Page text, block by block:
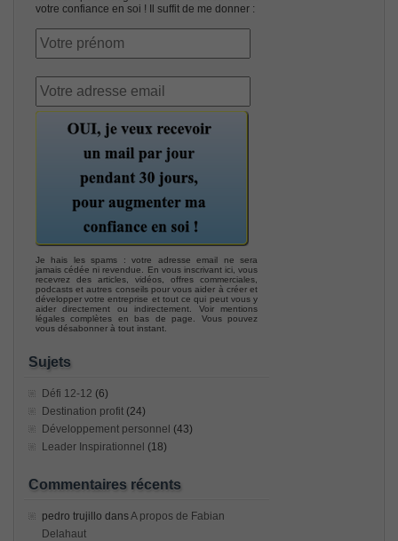
votre confiance en soi ! Il suffit de me donner :
Je hais les spams : votre adresse email ne sera
jamais cédée ni revendue. En vous inscrivant ici, vous
recevrez des articles, vidéos, offres commerciales,
podcasts et autres conseils pour vous aider à créer et
développer votre entreprise et tout ce qui peut vous y
aider directement ou indirectement. Voir mentions
légales complètes en bas de page. Vous pouvez
vous désabonner à tout instant.
Sujets
Défi 12-12 (6)
Destination profit (24)
Développement personnel (43)
Leader Inspirationnel (18)
Commentaires récents
pedro trujillo dansA propos de Fabian
Delahaut